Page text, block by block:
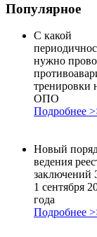
Популярное
С какой
нужно
тренировки
ОПО
Подробнее
Новый
ведения
заключений
1 сентября
года
Подробнее